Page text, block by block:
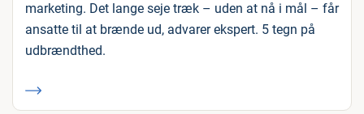
marketing. Det lange seje træk – uden at nå i mål – får
ansatte til at brænde ud, advarer ekspert. 5 tegn på
udbrændthed.